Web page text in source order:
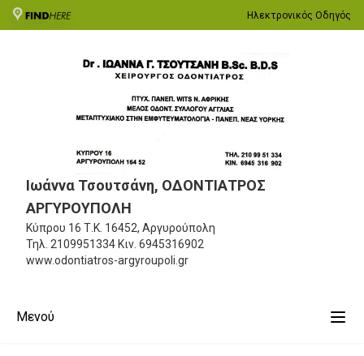
Ηλεκτρονικός Οδηγός
Ιωάννα Τσουτσάνη, ΟΔΟΝΤΙΑΤΡΟΣ
ΑΡΓΥΡΟΥΠΟΛΗ
Κύπρου 16 Τ.Κ. 16452, Αργυρούπολη
Τηλ. 2109951334 Κιν. 6945316902
www.odontiatros-argyroupoli.gr
Μενού